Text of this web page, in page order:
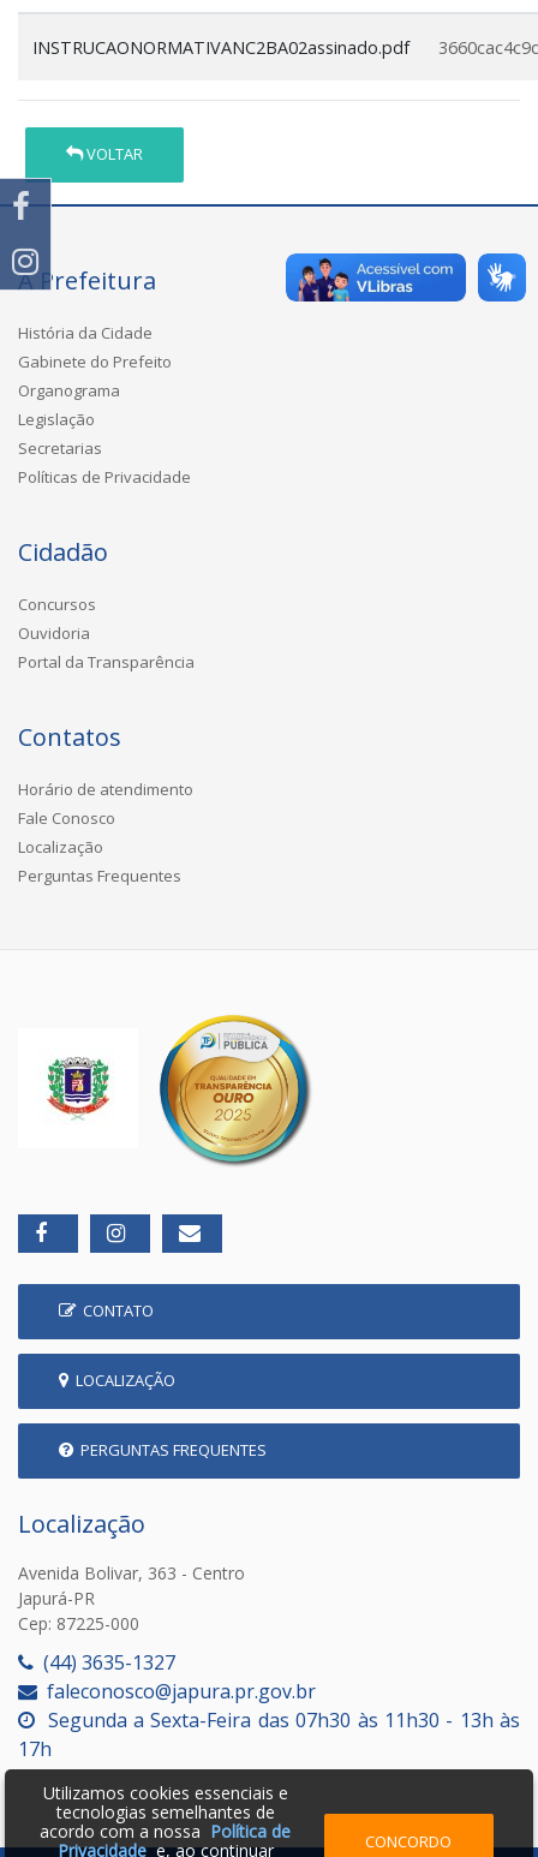
INSTRUCAONORMATIVANC2BA02assinado.pdf
VOLTAR
A Prefeitura
História da Cidade
Gabinete do Prefeito
Organograma
Legislação
Secretarias
Políticas de Privacidade
Cidadão
Concursos
Ouvidoria
Portal da Transparência
Contatos
Horário de atendimento
Fale Conosco
Localização
Perguntas Frequentes
CONTATO
LOCALIZAÇÃO
PERGUNTAS FREQUENTES
Localização
Avenida Bolivar, 363 - Centro
Japurá-PR
Cep: 87225-000
(44) 3635-1327
faleconosco@japura.pr.gov.br
Segunda a Sexta-Feira das 07h30 às 11h30 - 13h às
17h
Utilizamos cookies essenciais e
tecnologias semelhantes de
acordo com a nossa Política de
Privacidadee, ao continuar CONCORDO